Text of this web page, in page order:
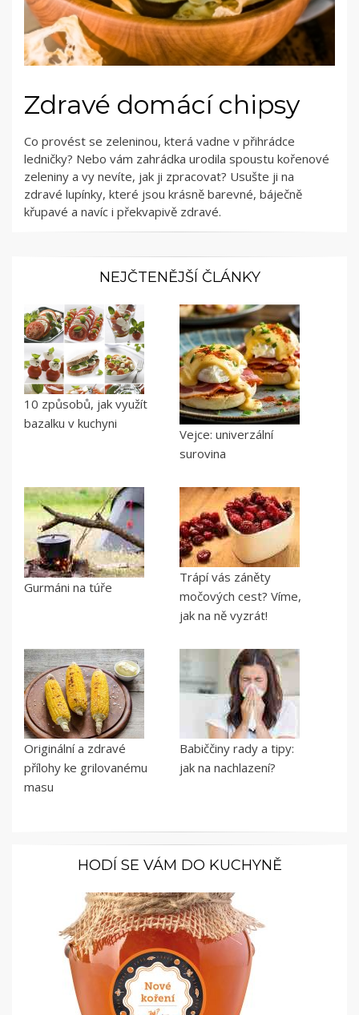
Zdravé domácí chipsy
Co provést se zeleninou, která vadne v přihrádce
ledničky? Nebo vám zahrádka urodila spoustu kořenové
zeleniny a vy nevíte, jak ji zpracovat? Usušte ji na
zdravé lupínky, které jsou krásně barevné, báječně
křupavé a navíc i překvapivě zdravé.
NEJČTENĚJŠÍ ČLÁNKY
10 způsobů, jak využít
bazalku v kuchyni
Vejce: univerzální
surovina
Gurmáni na túře
Trápí vás záněty
močových cest? Víme,
jak na ně vyzrát!
Originální a zdravé
přílohy ke grilovanému
masu
Babiččiny rady a tipy:
jak na nachlazení?
HODÍ SE VÁM DO KUCHYNĚ